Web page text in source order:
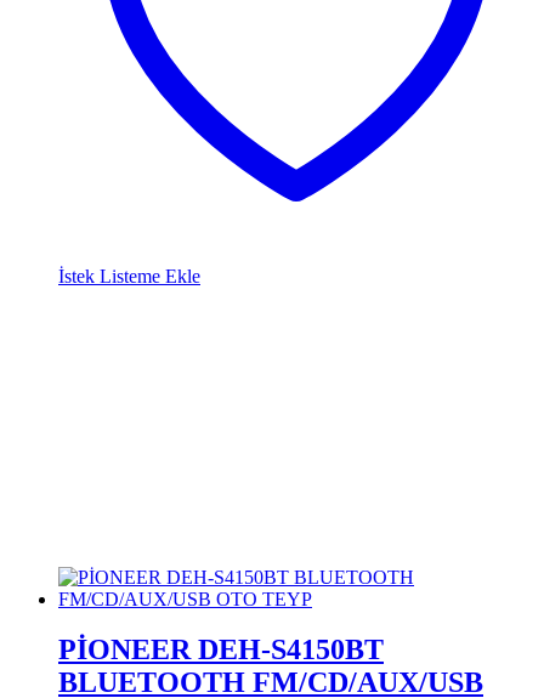
İstek Listeme Ekle
PİONEER DEH-S4150BT
BLUETOOTH FM/CD/AUX/USB